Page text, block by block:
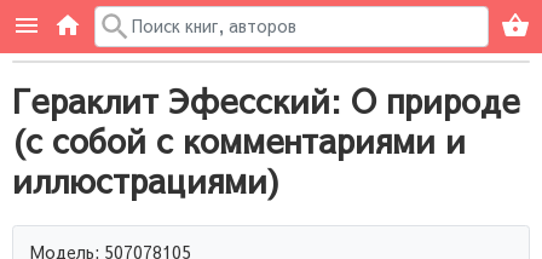
Гераклит Эфесский: О природе
(с собой с комментариями и
иллюстрациями)
Модель: 507078105